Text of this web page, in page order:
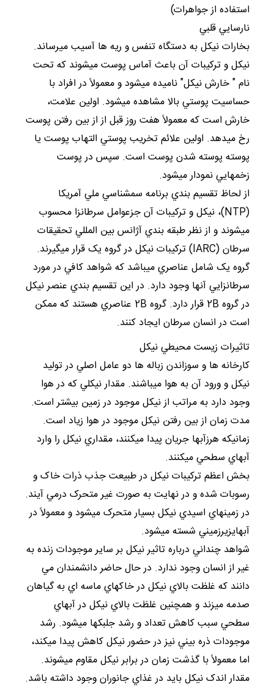
استفاده از جواهرات)
نارسايي قلبي
بخارات نيکل به دستگاه تنفس و ريه ها آسيب ميرساند.
نيکل و ترکيبات آن باعث آماس پوست ميشوند که تحت
نام " خارش نيکل" ناميده ميشود و معمولاً در افراد با
حساسيت پوستي بالا مشاهده ميشود. اولين علامت،
خارش است که معمولاً هفت روز قبل از از بين رفتن پوست
رخ ميدهد. اولين علائم تخريب پوستي التهاب پوست يا
پوسته پوسته شدن پوست است. سپس در پوست
زخمهايي نمودار ميشود.
از لحاظ تقسيم بندي برنامه سمشناسي ملي آمريکا
(NTP)، نيکل و ترکيبات آن جزعوامل سرطانزا محسوب
ميشوند و از نظر طبقه بندي آژانس بين المللي تحقيقات
سرطان (IARC) ترکيبات نيکل در گروه يک قرار ميگيرند.
گروه يک شامل عناصري ميباشد که شواهد کافي در مورد
سرطانزايي آنها وجود دارد. در اين تقسيم بندي عنصر نيکل
در گروه 2B قرار دارد. گروه 2B عناصري هستند که ممکن
است در انسان سرطان ايجاد کنند.
تاثيرات زيست محيطي نيکل
کارخانه ها و سوزاندن زباله ها دو عامل اصلي در توليد
نيکل و ورود آن به هوا ميباشند. مقدار نيکلي که در هوا
وجود دارد به مراتب از نيکل موجود در زمين بيشتر است.
مدت زمان از بين رفتن نيکل موجود در هوا زياد است.
زمانيکه هرزآبها جريان پيدا ميکنند، مقداري نيکل را وارد
آبهاي سطحي ميکنند.
بخش اعظم ترکيبات نيکل در طبيعت جذب ذرات خاک و
رسوبات شده و در نهايت به صورت غير متحرک درمي آيند.
در زمينهاي اسيدي نيکل بسيار متحرک ميشود و معمولاً در
آبهايزيرزميني شسته ميشود.
شواهد چنداني درباره تاثير نيکل بر ساير موجودات زنده به
غير از انسان وجود ندارد. در حال حاضر دانشمندان مي
دانند که غلظت بالاي نيکل در خاکهاي ماسه اي به گياهان
صدمه ميزند و همچنين غلظت بالاي نيکل در آبهاي
سطحي سبب کاهش تعداد و رشد جلبکها ميشود. رشد
موجودات ذره بيني نيز در حضور نيکل کاهش پيدا ميکند،
اما معمولاً با گذشت زمان در برابر نيکل مقاوم ميشوند.
مقدار اندک نيکل بايد در غذاي جانوران وجود داشته باشد.